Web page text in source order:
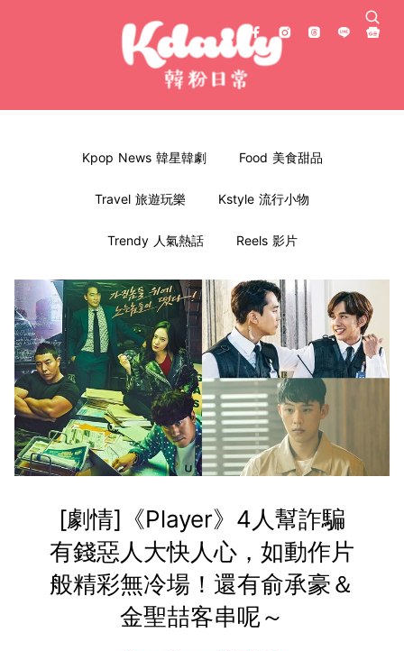
Kpop News 韓星韓劇 Food 美食甜品
Travel 旅遊玩樂 Kstyle 流行小物
Trendy 人氣熱話 Reels 影片
[劇情]《Player》4人幫詐騙
有錢惡人大快人心，如動作片
般精彩無冷場！還有俞承豪＆
金聖喆客串呢～